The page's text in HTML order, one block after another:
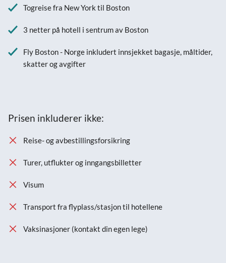
Togreise fra New York til Boston
3 netter på hotell i sentrum av Boston
Fly Boston - Norge inkludert innsjekket bagasje, måltider,
skatter og avgifter
Prisen inkluderer ikke:
Reise- og avbestillingsforsikring
Turer, utflukter og inngangsbilletter
Visum
Transport fra flyplass/stasjon til hotellene
Vaksinasjoner (kontakt din egen lege)